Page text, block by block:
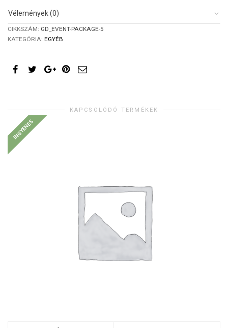
Vélemények (0)
CIKKSZÁM: GD_EVENT-PACKAGE-5
KATEGÓRIA: EGYÉB
KAPCSOLÓDÓ TERMÉKEK
INGYENES